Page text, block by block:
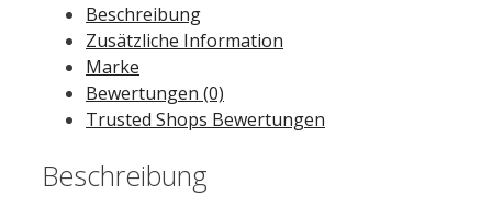
Beschreibung
Zusätzliche Information
Marke
Bewertungen (0)
Trusted Shops Bewertungen
Beschreibung